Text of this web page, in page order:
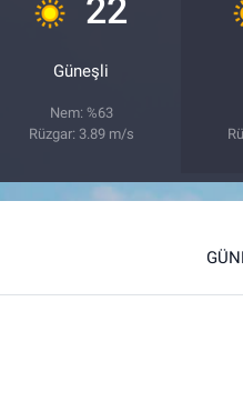
22
Güneşli
Nem: %63
Rüzgar: 3.89 m/s